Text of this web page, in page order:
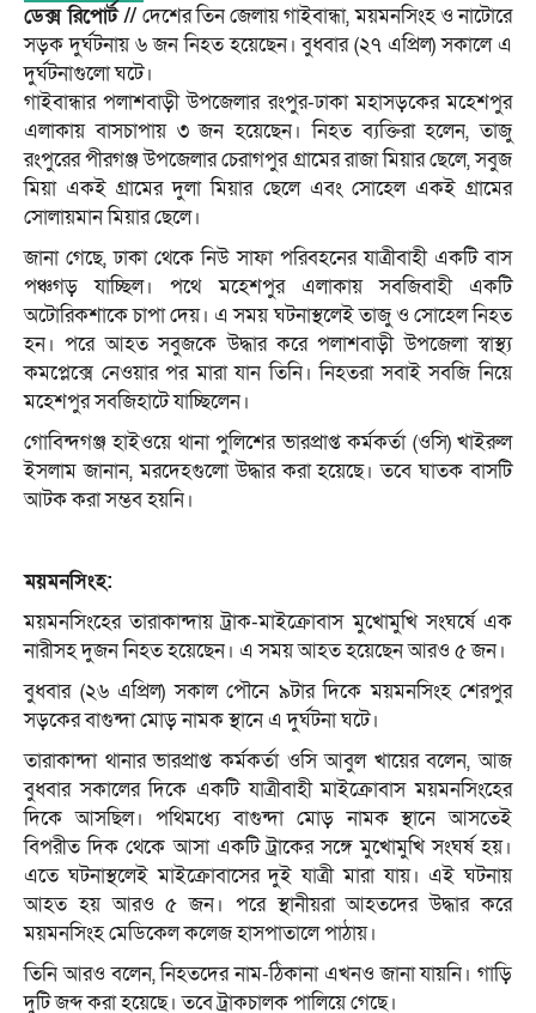
ডেক্স রিপোর্ট // দেশের তিন জেলায় গাইবান্ধা, ময়মনসিংহ ও নাটোরে
সড়ক দুর্ঘটনায় ৬ জন নিহত হয়েছেন। বুধবার (২৭ এপ্রিল) সকালে এ
দুর্ঘটনাগুলো ঘটে।
গাইবান্ধার পলাশবাড়ী উপজেলার রংপুর-ঢাকা মহাসড়কের মহেশপুর
এলাকায় বাসচাপায় ৩ জন হয়েছেন। নিহত ব্যক্তিরা হলেন, তাজু
রংপুরের পীরগঞ্জ উপজেলার চেরাগপুর গ্রামের রাজা মিয়ার ছেলে, সবুজ
মিয়া একই গ্রামের দুলা মিয়ার ছেলে এবং সোহেল একই গ্রামের
সোলায়মান মিয়ার ছেলে।
জানা গেছে, ঢাকা থেকে নিউ সাফা পরিবহনের যাত্রীবাহী একটি বাস
পঞ্চগড় যাচ্ছিল। পথে মহেশপুর এলাকায় সবজিবাহী একটি
অটোরিকশাকে চাপা দেয়। এ সময় ঘটনাস্থলেই তাজু ও সোহেল নিহত
হন। পরে আহত সবুজকে উদ্ধার করে পলাশবাড়ী উপজেলা স্বাস্থ্য
কমপ্লেক্সে নেওয়ার পর মারা যান তিনি। নিহতরা সবাই সবজি নিয়ে
মহেশপুর সবজিহাটে যাচ্ছিলেন।
গোবিন্দগঞ্জ হাইওয়ে থানা পুলিশের ভারপ্রাপ্ত কর্মকর্তা (ওসি) খাইরুল
ইসলাম জানান, মরদেহগুলো উদ্ধার করা হয়েছে। তবে ঘাতক বাসটি
আটক করা সম্ভব হয়নি।
ময়মনসিংহ:
ময়মনসিংহের তারাকান্দায় ট্রাক-মাইক্রোবাস মুখোমুখি সংঘর্ষে এক
নারীসহ দুজন নিহত হয়েছেন। এ সময় আহত হয়েছেন আরও ৫ জন।
বুধবার (২৬ এপ্রিল) সকাল পৌনে ৯টার দিকে ময়মনসিংহ শেরপুর
সড়কের বাগুন্দা মোড় নামক স্থানে এ দুর্ঘটনা ঘটে।
তারাকান্দা থানার ভারপ্রাপ্ত কর্মকর্তা ওসি আবুল খায়ের বলেন, আজ
বুধবার সকালের দিকে একটি যাত্রীবাহী মাইক্রোবাস ময়মনসিংহের
দিকে আসছিল। পথিমধ্যে বাগুন্দা মোড় নামক স্থানে আসতেই
বিপরীত দিক থেকে আসা একটি ট্রাকের সঙ্গে মুখোমুখি সংঘর্ষ হয়।
এতে ঘটনাস্থলেই মাইক্রোবাসের দুই যাত্রী মারা যায়। এই ঘটনায়
আহত হয় আরও ৫ জন। পরে স্থানীয়রা আহতদের উদ্ধার করে
ময়মনসিংহ মেডিকেল কলেজ হাসপাতালে পাঠায়।
তিনি আরও বলেন, নিহতদের নাম-ঠিকানা এখনও জানা যায়নি। গাড়ি
দুটি জব্দ করা হয়েছে। তবে ট্রাকচালক পালিয়ে গেছে।